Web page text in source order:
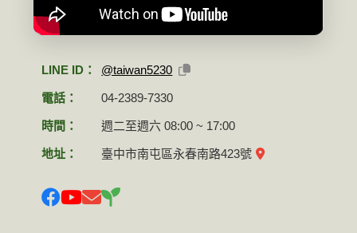
LINE ID： @taiwan5230
電話： 04-2389-7330
時間： 週二至週六 08:00 ~ 17:00
地址： 臺中市南屯區永春南路423號